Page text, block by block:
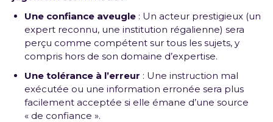
Une confiance aveugle : Un acteur prestigieux (un
expert reconnu, une institution régalienne) sera
perçu comme compétent sur tous les sujets, y
compris hors de son domaine d’expertise.
Une tolérance à l’erreur : Une instruction mal
exécutée ou une information erronée sera plus
facilement acceptée si elle émane d’une source
« de confiance ».